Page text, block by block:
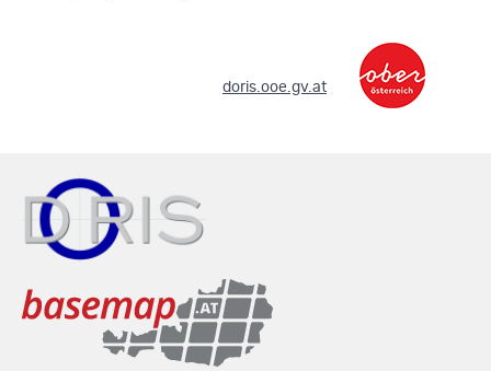
doris.ooe.gv.at.